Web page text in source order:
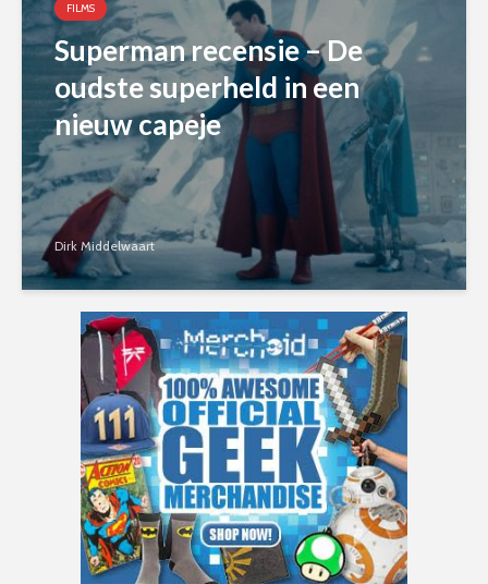
FILMS
Superman recensie – De
oudste superheld in een
nieuw capeje
Dirk Middelwaart